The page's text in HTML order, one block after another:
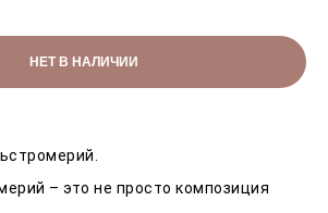
НЕТ В НАЛИЧИИ
– это не просто композиция